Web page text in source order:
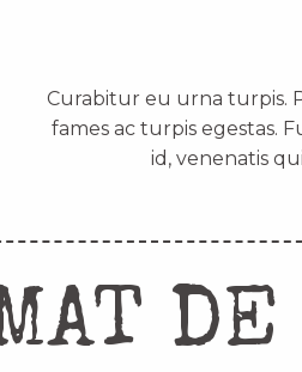
Curabitur eu urna turpis.
fames ac turpis egestas.
id, venenatis
DE